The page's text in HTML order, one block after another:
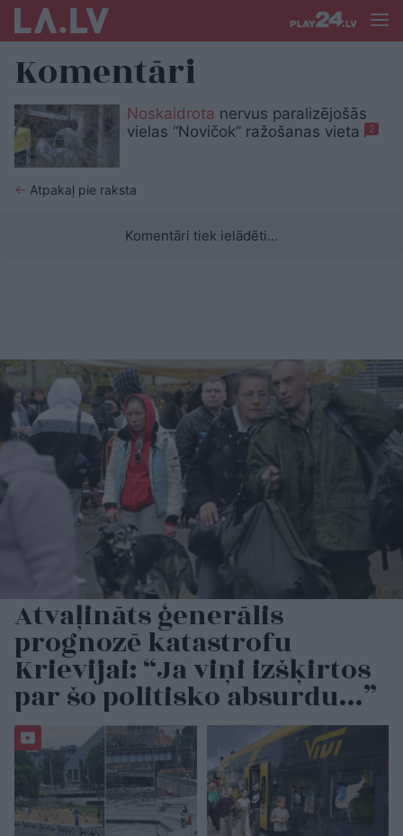
Komentāri
Noskaidrota nervus paralizējošās
vielas “Novičok” ražošanas vieta
2
← Atpakaļ pie raksta
Komentāri tiek ielādēti...
Atvaļināts ģenerālis
prognozē katastrofu
Krievijai: “Ja viņi izšķirtos
par šo politisko absurdu…”